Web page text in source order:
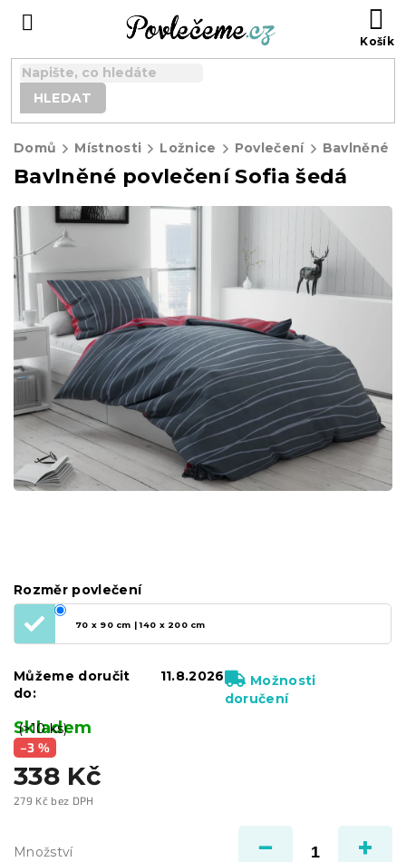
HLEDAT
Domů Místnosti Ložnice Povlečení Bavlněné
Bavlněné povlečení Sofia šedá
–3 %
338 Kč
279 Kč bez DPH
Skladem
(>10 ks)
Rozměr povlečení
70 x 90 cm | 140 x 200 cm
Můžeme doručit
do:
11.8.2026
Možnosti
doručení
Množství